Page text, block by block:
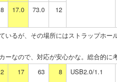
17.0 73.0 12
いるが、その場所にはストラップホー
なので、対応が安心かな。総合的に
17 63 8 USB2.0/1.1